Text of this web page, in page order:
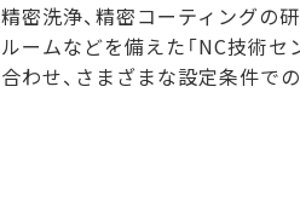
精密洗浄、精密コーティングの
ルームなどを備えた「NC技術セ
合わせ、さまざまな設定条件で